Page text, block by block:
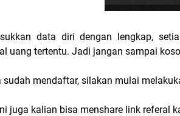
data diri dengan lengkap,
uang tertentu. Jadi jangan sampai
sudah mendaftar, silakan mulai
juga kalian bisa menshare link referal